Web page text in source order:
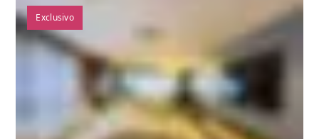
Exclusivo